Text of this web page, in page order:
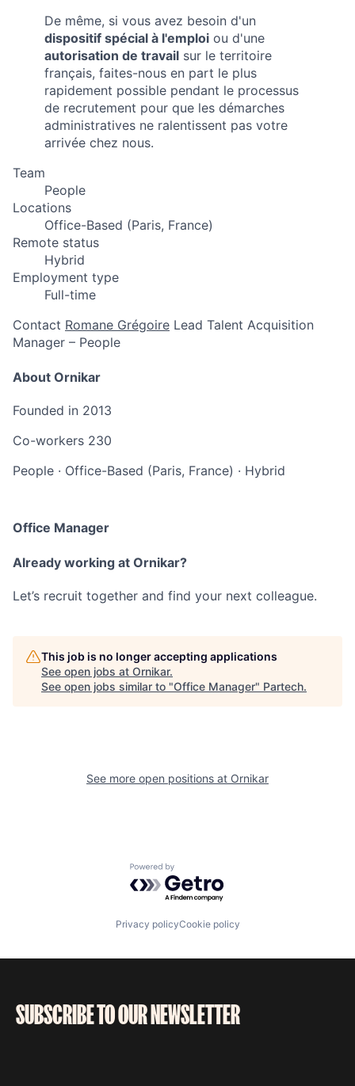
De même, si vous avez besoin d'un
dispositif spécial à l'emploi ou d'une
autorisation de travail sur le territoire
français, faites-nous en part le plus
rapidement possible pendant le processus
de recrutement pour que les démarches
administratives ne ralentissent pas votre
arrivée chez nous.
Team
People
Locations
Office-Based (Paris, France)
Remote status
Hybrid
Employment type
Full-time
Contact Romane Grégoire Lead Talent Acquisition
Manager – People
About Ornikar
Founded in 2013
Co-workers 230
People · Office-Based (Paris, France) · Hybrid
Office Manager
Already working at Ornikar?
Let’s recruit together and find your next colleague.
This job is no longer accepting applications
See open jobs at Ornikar.
See open jobs similar to "Office Manager" Partech.
See more open positions at Ornikar
Powered by Getro.com
Privacy policyCookie policy
SUBSCRIBE TO OUR NEWSLETTER